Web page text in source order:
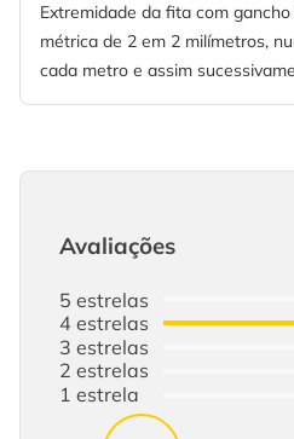
Extremidade da fita com
métrica de 2 em 2 milímetros,
cada metro e assim
Avaliações
5estrelas
4estrelas
3estrelas
2estrelas
1estrela